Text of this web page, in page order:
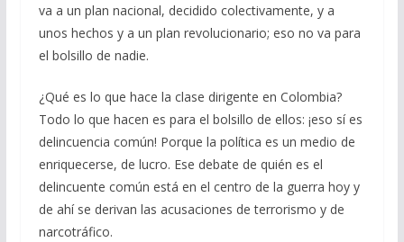
va a un plan nacional, decidido colectivamente, y a
unos hechos y a un plan revolucionario; eso no va para
el bolsillo de nadie.
¿Qué es lo que hace la clase dirigente en Colombia?
Todo lo que hacen es para el bolsillo de ellos: ¡eso sí es
delincuencia común! Porque la política es un medio de
enriquecerse, de lucro. Ese debate de quién es el
delincuente común está en el centro de la guerra hoy y
de ahí se derivan las acusaciones de terrorismo y de
narcotráfico.